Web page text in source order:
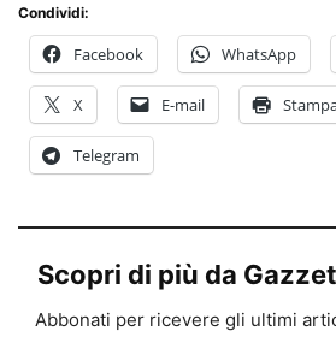
Condividi:
Facebook WhatsApp
X E-mail
Telegram
Scopri di più da
Abbonati per ricevere gli ultimi